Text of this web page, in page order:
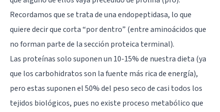
Recordamos que se trata de una endopeptidasa, lo que
quiere decir que corta “por dentro” (entre aminoácidos que
no forman parte de la sección proteica terminal).
Las proteínas solo suponen un 10-15% de nuestra dieta (ya
que los carbohidratos son la fuente más rica de energía),
pero estas suponen el 50% del peso seco de casi todos los
tejidos biológicos, pues no existe proceso metabólico que